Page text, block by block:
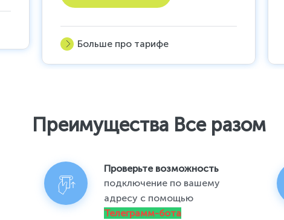
Больше про тарифе
Преимущества Все разом
Проверьте возможность
подключение по вашему
адресу с помощью
Телеграмм-бота